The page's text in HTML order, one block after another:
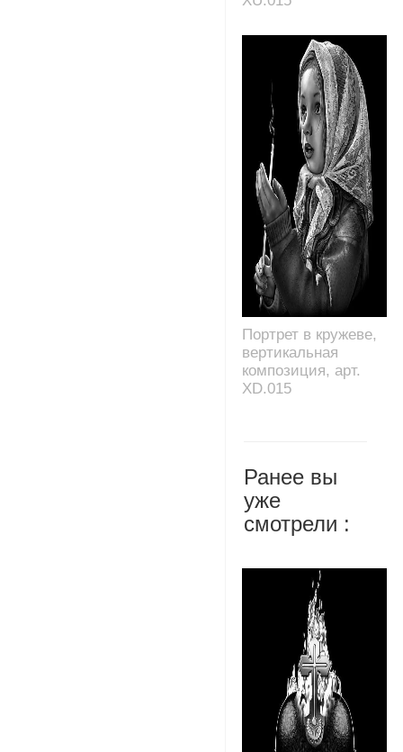
Портрет в кружеве,
вертикальная
композиция, арт.
XD.015
Ранее вы
уже
смотрели :